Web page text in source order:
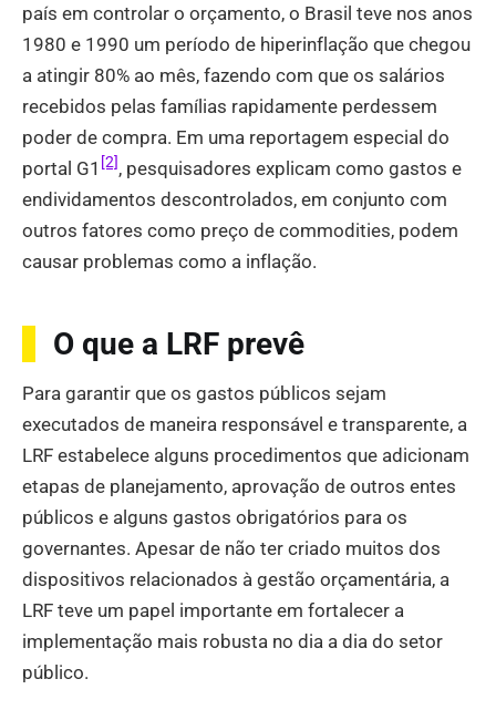
país em controlar o orçamento, o Brasil teve nos anos
1980 e 1990 um período de hiperinflação que chegou
a atingir 80% ao mês, fazendo com que os salários
recebidos pelas famílias rapidamente perdessem
poder de compra. Em uma reportagem especial do
portal G1 [2], pesquisadores explicam como gastos e
endividamentos descontrolados, em conjunto com
outros fatores como preço de commodities, podem
causar problemas como a inflação.
O que a LRF prevê
Para garantir que os gastos públicos sejam
executados de maneira responsável e transparente, a
LRF estabelece alguns procedimentos que adicionam
etapas de planejamento, aprovação de outros entes
públicos e alguns gastos obrigatórios para os
governantes. Apesar de não ter criado muitos dos
dispositivos relacionados à gestão orçamentária, a
LRF teve um papel importante em fortalecer a
implementação mais robusta no dia a dia do setor
público.